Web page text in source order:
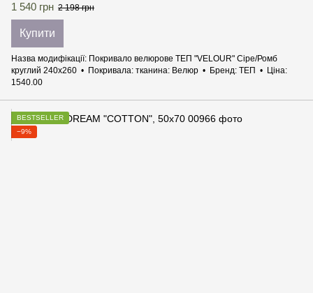
1 540 грн 2 198 грн
Купити
Назва модифікації Покривало велюрове ТЕП "VELOUR" Сіре/Ромб
круглий 240х260
Покривала: тканина Велюр Бренд ТЕП
Ціна
1540.00
BESTSELLER
−9%